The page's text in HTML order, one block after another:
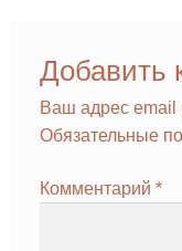
Добавить
Ваш адрес email
Обязательные
Комментарий *